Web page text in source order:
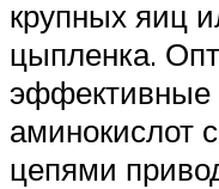
крупных яиц
цыпленка.
эффективные
аминокислот
цепями